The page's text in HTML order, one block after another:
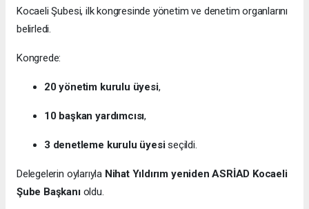
Kocaeli Şubesi, ilk kongresinde yönetim ve denetim organlarını
belirledi.
Kongrede:
20 yönetim kurulu üyesi,
10 başkan yardımcısı,
3 denetleme kurulu üyesiseçildi.
Delegelerin oylarıyla Nihat Yıldırım yeniden ASRİAD Kocaeli
Şube Başkanıoldu.